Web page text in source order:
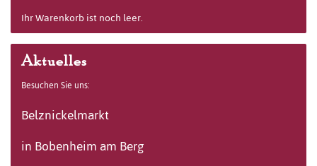
Ihr Warenkorb ist noch leer.
Aktuelles
Besuchen Sie uns:
Belznickelmarkt
in Bobenheim am Berg